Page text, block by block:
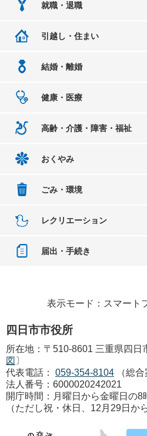
就職・退職
引越し・住まい
結婚・離婚
健康・医療
高齢・介護・障害・福祉
おくやみ
ごみ・環境
レクリエーション
届出・手続き
表示モード：スマート
四日市市役所
所在地：〒510-8601 三重県四日
図 〕
代表電話：
059-354-8104
（総合
法人番号：6000020242021
開庁時間：月曜日から金曜日の
（ただし祝・休日、12月29日か